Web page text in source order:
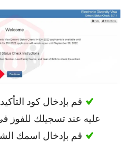
قم بإدخال كود
عليه عند تسجيلك للفوز
قم بإدخال اسمك